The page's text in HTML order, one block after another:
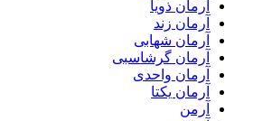
آرمان ذویا
آرمان زند
آرمان شهابی
آرمان گرشاسبی
آرمان واحدی
آرمان یکتا
آرمن